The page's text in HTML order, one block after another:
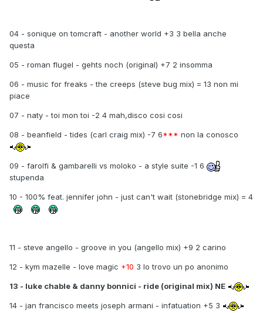
04 - sonique on tomcraft - another world +3 3 bella anche
questa
05 - roman flugel - gehts noch (original) +7 2 insomma
06 - music for freaks - the creeps (steve bug mix) = 13 non mi
piace
07 - naty - toi mon toi -2 4 mah,disco cosi cosi
08 - beanfield - tides (carl craig mix) -7 6*** non la conosco
09 - farolfi & gambarelli vs moloko - a style suite -1 6
stupenda
10 - 100% feat. jennifer john - just can't wait (stonebridge mix) = 4
11 - steve angello - groove in you (angello mix) +9 2 carino
12 - kym mazelle - love magic +10 3 lo trovo un po anonimo
13 - luke chable & danny bonnici - ride (original mix) NE
14 - jan francisco meets joseph armani - infatuation +5 3